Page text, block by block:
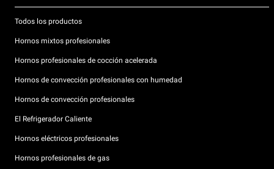
Todos los productos
Hornos mixtos profesionales
Hornos profesionales de cocción acelerada
Hornos de convección profesionales con humedad
Hornos de convección profesionales
El Refrigerador Caliente
Hornos eléctricos profesionales
Hornos profesionales de gas